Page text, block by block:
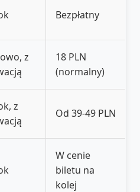
Bezpłatny
z
18 PLN
(normalny)
z
Od 39-49 PLN
W cenie
biletu na
kolej